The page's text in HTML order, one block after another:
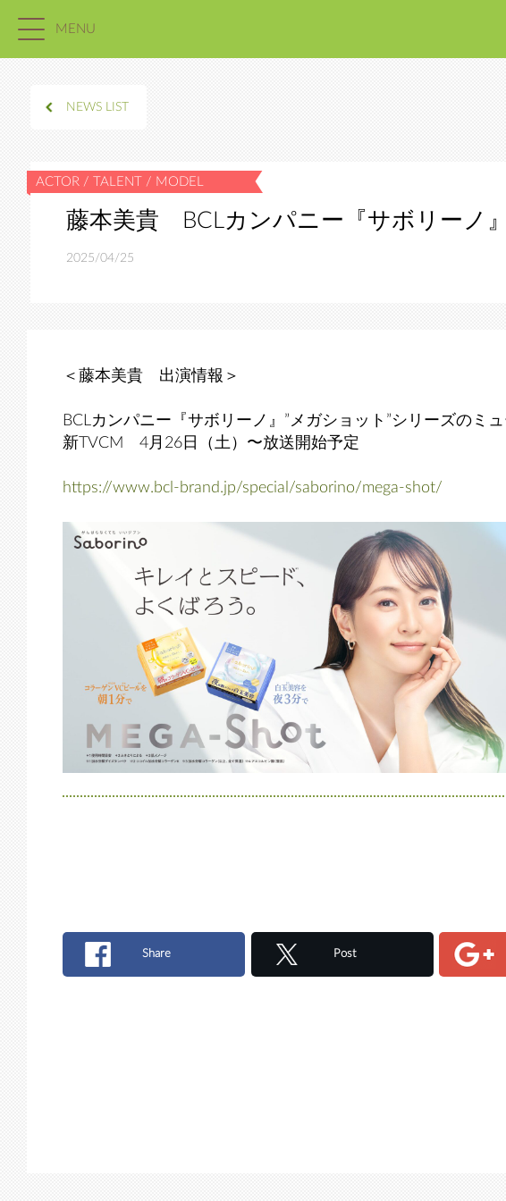
MENU
NEWS LIST
藤本美貴 BCLカンパニー『サボリーノ
2025/04/25
＜藤本美貴 出演情報＞
BCLカンパニー『サボリーノ』”メガショット”シリーズのミュ
新TVCM 4月26日（土）〜放送開始予定
https://www.bcl-brand.jp/special/saborino/mega-shot/
Share Post